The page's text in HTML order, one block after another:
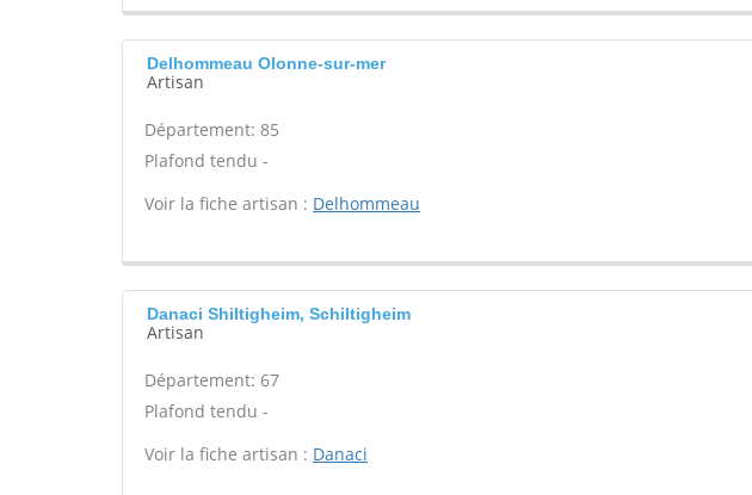
Delhommeau Olonne-sur-mer
Artisan
Département: 85
Plafond tendu -
Voir la fiche artisan : Delhommeau
Danaci Shiltigheim, Schiltigheim
Artisan
Département: 67
Plafond tendu -
Voir la fiche artisan : Danaci